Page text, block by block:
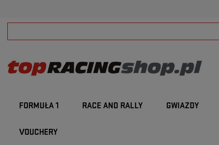
FORMUŁA 1 RACE AND RALLY GWIAZDY
VOUCHERY